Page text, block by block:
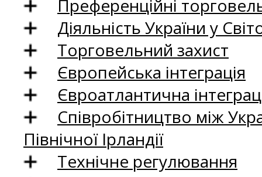
Преференційні
Діяльність України у
Торговельний захист
Європейська інтеграція
Євроатлантична
Співробітництво між
Північної Ірландії
Технічне регулювання